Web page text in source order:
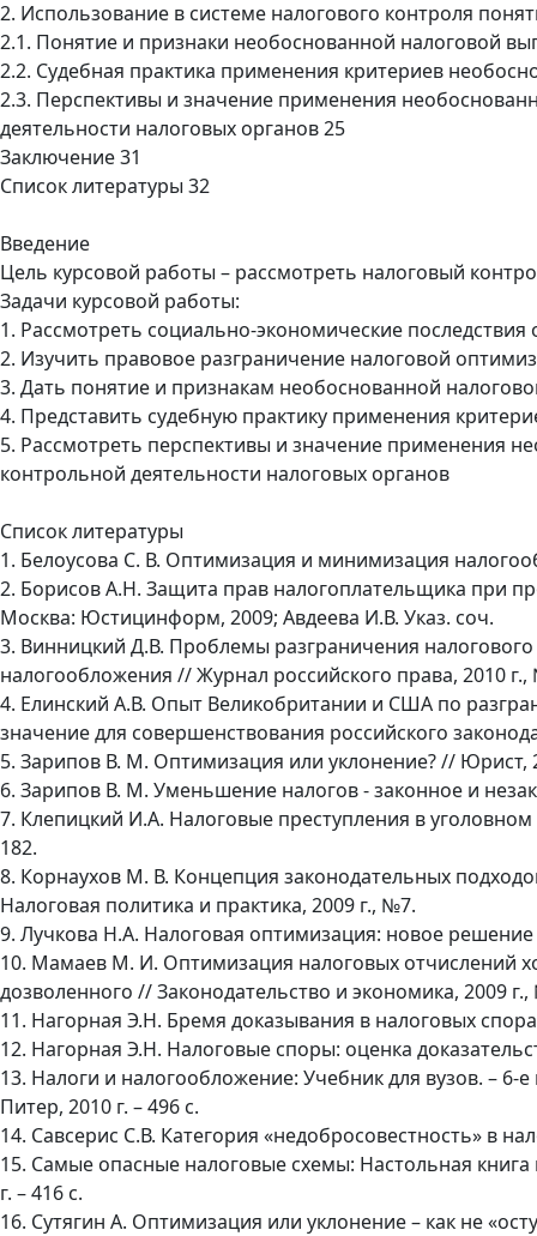
2. Использование в системе налогового контроля
2.1. Понятие и признаки необоснованной налоговой
2.2. Судебная практика применения критериев
2.3. Перспективы и значение применения
деятельности налоговых органов 25
Заключение 31
Список литературы 32
Введение
Цель курсовой работы – рассмотреть налоговый
Задачи курсовой работы:
1. Рассмотреть социально-экономические последствия
2. Изучить правовое разграничение налоговой
3. Дать понятие и признакам необоснованной
4. Представить судебную практику применения
5. Рассмотреть перспективы и значение применения
контрольной деятельности налоговых органов
Список литературы
1. Белоусова С. В. Оптимизация и минимизация
2. Борисов А.Н. Защита прав налогоплательщика при
Москва: Юстицинформ, 2009; Авдеева И.В. Указ. соч.
3. Винницкий Д.В. Проблемы разграничения
налогообложения // Журнал российского права, 2010 г.,
4. Елинский А.В. Опыт Великобритании и США по
значение для совершенствования российского
5. Зарипов В. М. Оптимизация или уклонение? // Юрист,
6. Зарипов В. М. Уменьшение налогов - законное и
7. Клепицкий И.А. Налоговые преступления в
182.
8. Корнаухов М. В. Концепция законодательных
Налоговая политика и практика, 2009 г., №7.
9. Лучкова Н.А. Налоговая оптимизация: новое
10. Мамаев М. И. Оптимизация налоговых отчислений
дозволенного // Законодательство и экономика, 2009
11. Нагорная Э.Н. Бремя доказывания в налоговых
12. Нагорная Э.Н. Налоговые споры: оценка
13. Налоги и налогообложение: Учебник для вузов. –
Питер, 2010 г. – 496 с.
14. Савсерис С.В. Категория «недобросовестность» в
15. Самые опасные налоговые схемы: Настольная
г. – 416 с.
16. Сутягин А. Оптимизация или уклонение – как не